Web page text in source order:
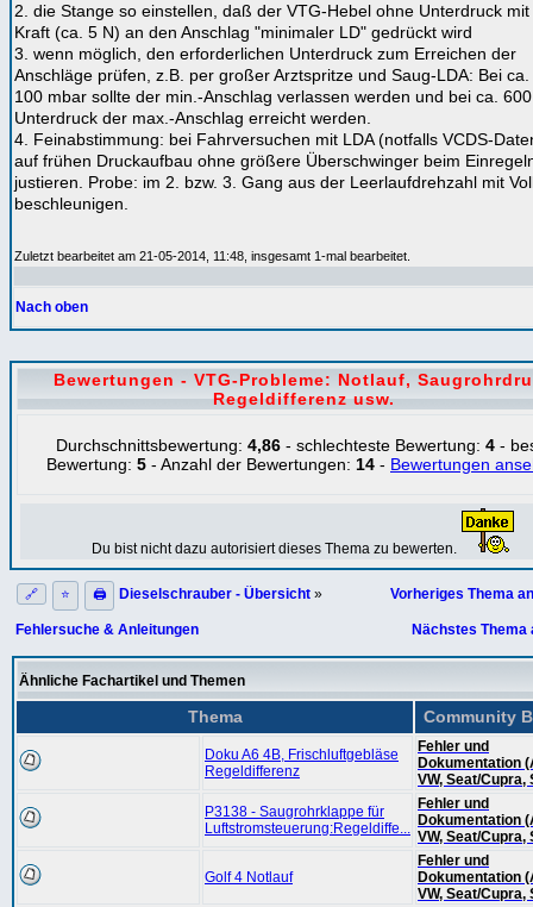
2. die Stange so einstellen, daß der VTG-Hebel ohne Unterdruck
Kraft (ca. 5 N) an den Anschlag "minimaler LD" gedrückt wird
3. wenn möglich, den erforderlichen Unterdruck zum Erreichen der
Anschläge prüfen, z.B. per großer Arztspritze und Saug-LDA: Bei
100 mbar sollte der min.-Anschlag verlassen werden und bei ca.
Unterdruck der max.-Anschlag erreicht werden.
4. Feinabstimmung: bei Fahrversuchen mit LDA (notfalls VCDS-
auf frühen Druckaufbau ohne größere Überschwinger beim
justieren. Probe: im 2. bzw. 3. Gang aus der Leerlaufdrehzahl mit
beschleunigen.
Zuletzt bearbeitet am 21-05-2014, 11:48, insgesamt 1-mal bearbeitet.
Nach oben
Bewertungen - VTG-Probleme: Notlauf,
Regeldifferenz usw.
Durchschnittsbewertung: 4,86- schlechteste Bewertung: 4-
Bewertung: 5 - Anzahl der Bewertungen: 14 - Bewertungen
Du bist nicht dazu autorisiert dieses Thema zu bewerten.
🔗 ⭐ 🖨 Dieselschrauber - Übersicht »
Fehlersuche & Anleitungen
Vorheriges Thema
Nächstes Thema
Ähnliche Fachartikel und Themen
Thema Community
Doku A6 4B, Frischluftgebläse
Regeldifferenz
Fehler und
Dokumentation
VW, Seat/Cupra,
P3138 - Saugrohrklappe für
Luftstromsteuerung:Regeldiffe...
Fehler und
Dokumentation
VW, Seat/Cupra,
Golf 4 Notlauf
Fehler und
Dokumentation
VW, Seat/Cupra,